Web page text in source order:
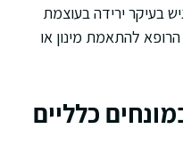
בעיקר ירידה בעוצמת
להתאמת מינון או
כלליים